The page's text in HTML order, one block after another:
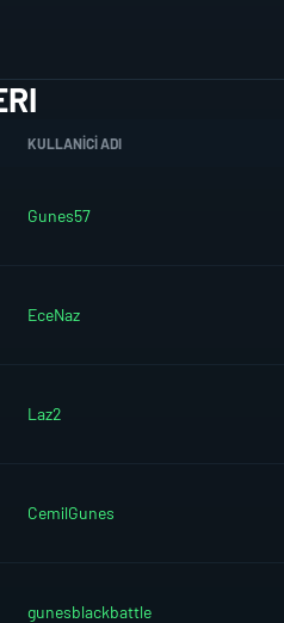
KULLANICI ADI
Gunes57
EceNaz
Laz2
CemilGunes
gunesblackbattle